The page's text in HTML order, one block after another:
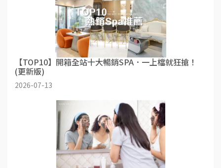
【TOP10】開箱全站十大暢銷SPA．一上檔就狂搶！
(更新版)
2026-07-13